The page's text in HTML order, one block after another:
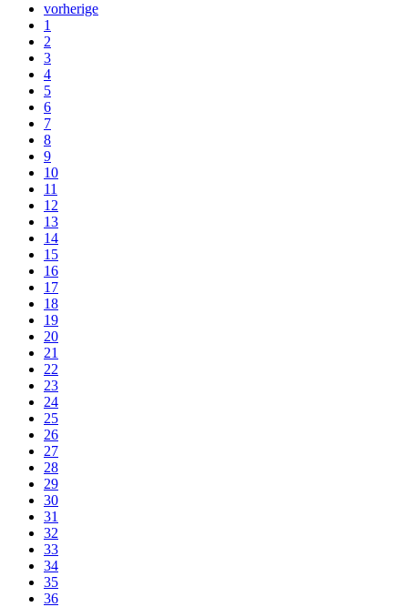
vorherige
1
2
3
4
5
6
7
8
9
10
11
12
13
14
15
16
17
18
19
20
21
22
23
24
25
26
27
28
29
30
31
32
33
34
35
36